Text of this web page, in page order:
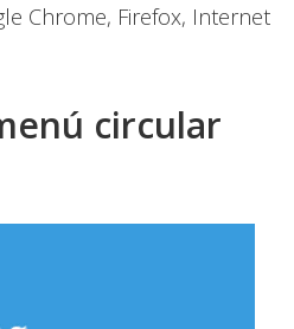
Chrome, Firefox, Internet
circular